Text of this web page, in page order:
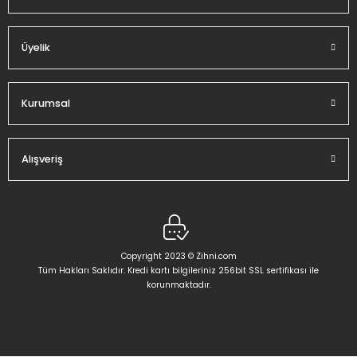
Üyelik
Kurumsal
Alışveriş
Copyright 2023 © Zihni.com
Tüm Hakları Saklıdır. Kredi kartı bilgileriniz 256bit SSL sertifikası ile
korunmaktadır.